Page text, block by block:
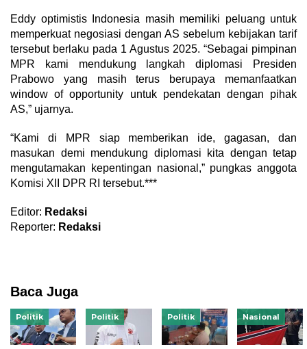
Eddy optimistis Indonesia masih memiliki peluang untuk
memperkuat negosiasi dengan AS sebelum kebijakan tarif
tersebut berlaku pada 1 Agustus 2025. “Sebagai pimpinan
MPR kami mendukung langkah diplomasi Presiden
Prabowo yang masih terus berupaya memanfaatkan
window of opportunity untuk pendekatan dengan pihak
AS,” ujarnya.
“Kami di MPR siap memberikan ide, gagasan, dan
masukan demi mendukung diplomasi kita dengan tetap
mengutamakan kepentingan nasional,” pungkas anggota
Komisi XII DPR RI tersebut.***
Editor: Redaksi
Reporter: Redaksi
Baca Juga
Politik Politik Politik Nasional